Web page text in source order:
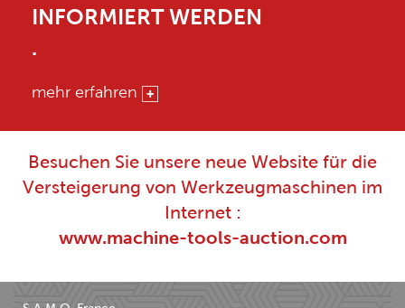
INFORMIERT WERDEN
.
mehr erfahren
Besuchen Sie unsere neue Website für die
Versteigerung von Werkzeugmaschinen im
Internet :
www.machine-tools-auction.com